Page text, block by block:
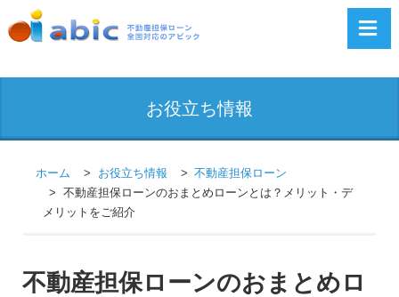
お役立ち情報
ホーム お役立ち情報
不動産担保ローン
不動産担保ローンのおまとめローンとは？メリット・デ
メリットをご紹介
不動産担保ローンのおまとめロ